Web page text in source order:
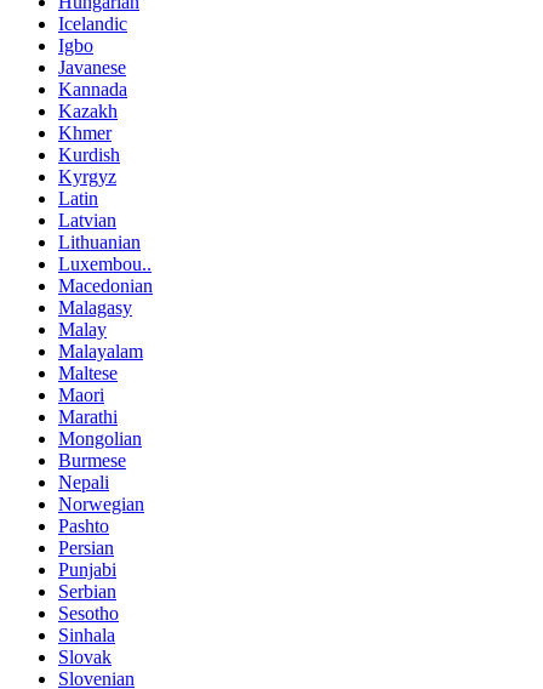
Icelandic
Igbo
Javanese
Kannada
Kazakh
Khmer
Kurdish
Kyrgyz
Latin
Latvian
Lithuanian
Luxembou..
Macedonian
Malagasy
Malay
Malayalam
Maltese
Maori
Marathi
Mongolian
Burmese
Nepali
Norwegian
Pashto
Persian
Punjabi
Serbian
Sesotho
Sinhala
Slovak
Slovenian